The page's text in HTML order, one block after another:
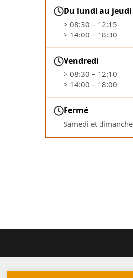
Du lundi au jeudi
> 08:30 – 12:15
> 14:00 – 18:30
Vendredi
> 08:30 – 12:10
> 14:00 – 18:00
Fermé
Samedi et dimanche